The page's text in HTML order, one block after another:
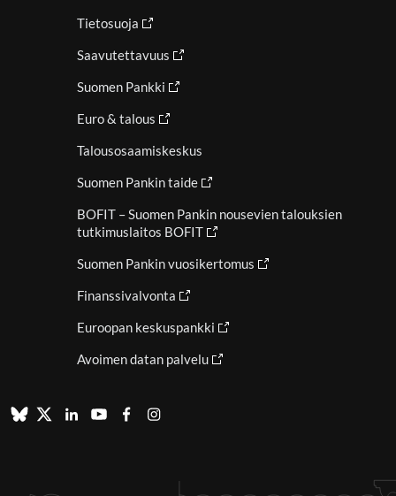
Tietosuoja
Saavutettavuus
Suomen Pankki
Euro & talous
Talousosaamiskeskus
Suomen Pankin taide
BOFIT – Suomen Pankin nousevien talouksien
tutkimuslaitos BOFIT
Suomen Pankin vuosikertomus
Finanssivalvonta
Euroopan keskuspankki
Avoimen datan palvelu